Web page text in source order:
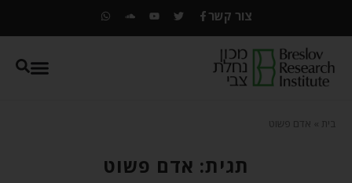
צור קשר
בית אדם פשוט
תגית: אדם פשוט